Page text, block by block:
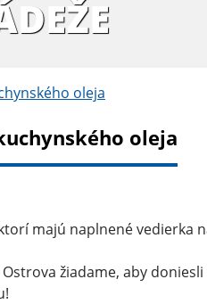
oleja
oleja
majú naplnené vedierka
žiadame, aby